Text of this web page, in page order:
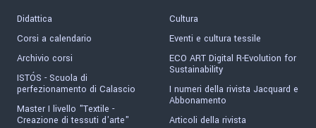
Didattica
Corsi a calendario
Archivio corsi
ISTÓS - Scuola di
perfezionamento di Calascio
Master I livello "Textile -
Creazione di tessuti d'arte"
Cultura
Eventi e cultura tessile
ECO ART Digital R-Evolution for
Sustainability
I numeri della rivista Jacquard e
Abbonamento
Articoli della rivista